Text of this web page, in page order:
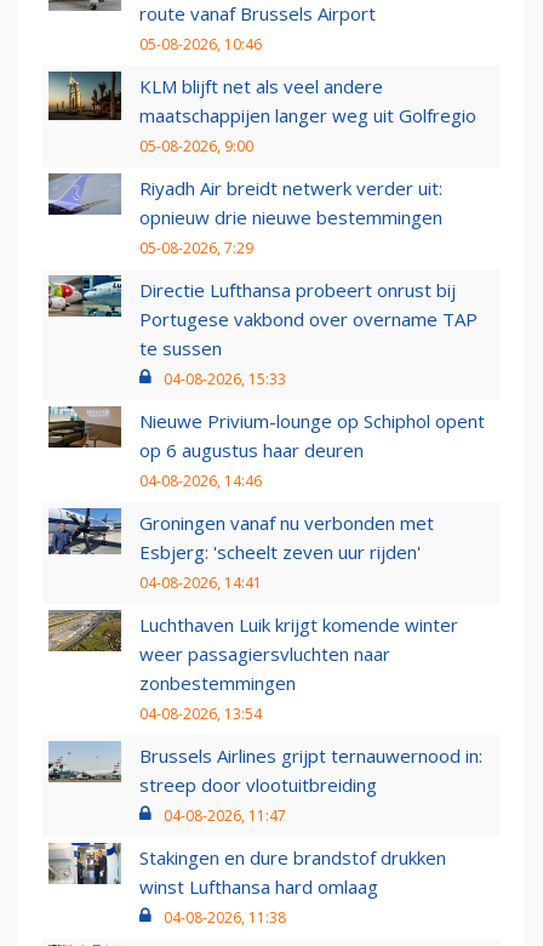
route vanaf Brussels Airport
05-08-2026, 10:46
KLM blijft net als veel andere
maatschappijen langer weg uit Golfregio
05-08-2026, 9:00
Riyadh Air breidt netwerk verder uit:
opnieuw drie nieuwe bestemmingen
05-08-2026, 7:29
Directie Lufthansa probeert onrust bij
Portugese vakbond over overname TAP
te sussen
04-08-2026, 15:33
Nieuwe Privium-lounge op Schiphol opent
op 6 augustus haar deuren
04-08-2026, 14:46
Groningen vanaf nu verbonden met
Esbjerg: 'scheelt zeven uur rijden'
04-08-2026, 14:41
Luchthaven Luik krijgt komende winter
weer passagiersvluchten naar
zonbestemmingen
04-08-2026, 13:54
Brussels Airlines grijpt ternauwernood in:
streep door vlootuitbreiding
04-08-2026, 11:47
Stakingen en dure brandstof drukken
winst Lufthansa hard omlaag
04-08-2026, 11:38